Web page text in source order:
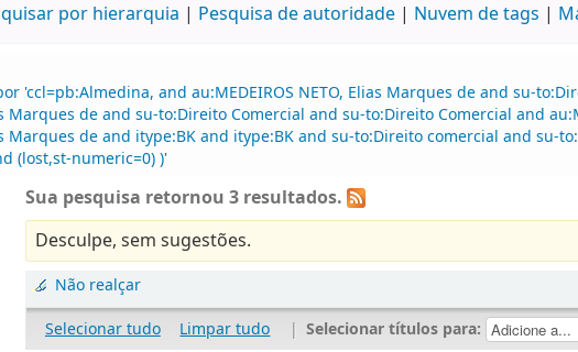
por hierarquia Pesquisa de autoridade Nuvem de tags
'ccl=pb:Almedina, and au:MEDEIROS NETO, Elias Marques de and su-
Marques de and su-to:Direito Comercial and su-to:Direito Comercial and
Marques de and itype:BK and itype:BK and su-to:Direito comercial and
(lost,st-numeric=0) )'
Sua pesquisa retornou 3 resultados.
Desculpe, sem sugestões.
Não realçar
Selecionar tudo
Limpar tudo | Selecionar títulos para: